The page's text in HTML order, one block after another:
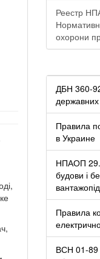
Реестр
охорони
ДБН 360-
Правила
в Украине
НПАОП
будови і
Правила
ВСН 01-89